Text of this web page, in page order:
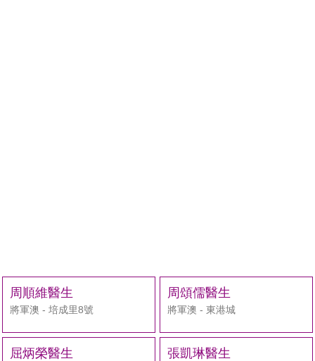
周順維醫生
將軍澳 - 培成里8號
周頌儒醫生
將軍澳 - 東港城
屈炳榮醫生 張凱琳醫生